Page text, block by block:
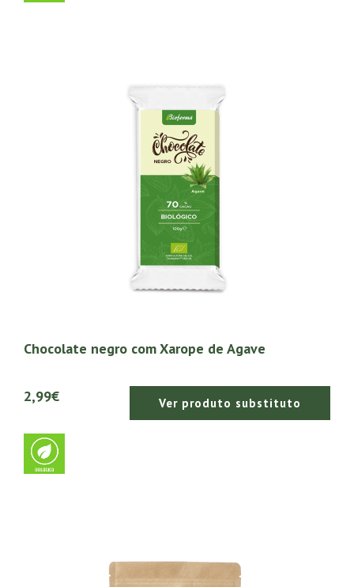
Chocolate negro com Xarope de Agave
2,99€ Ver produto substituto